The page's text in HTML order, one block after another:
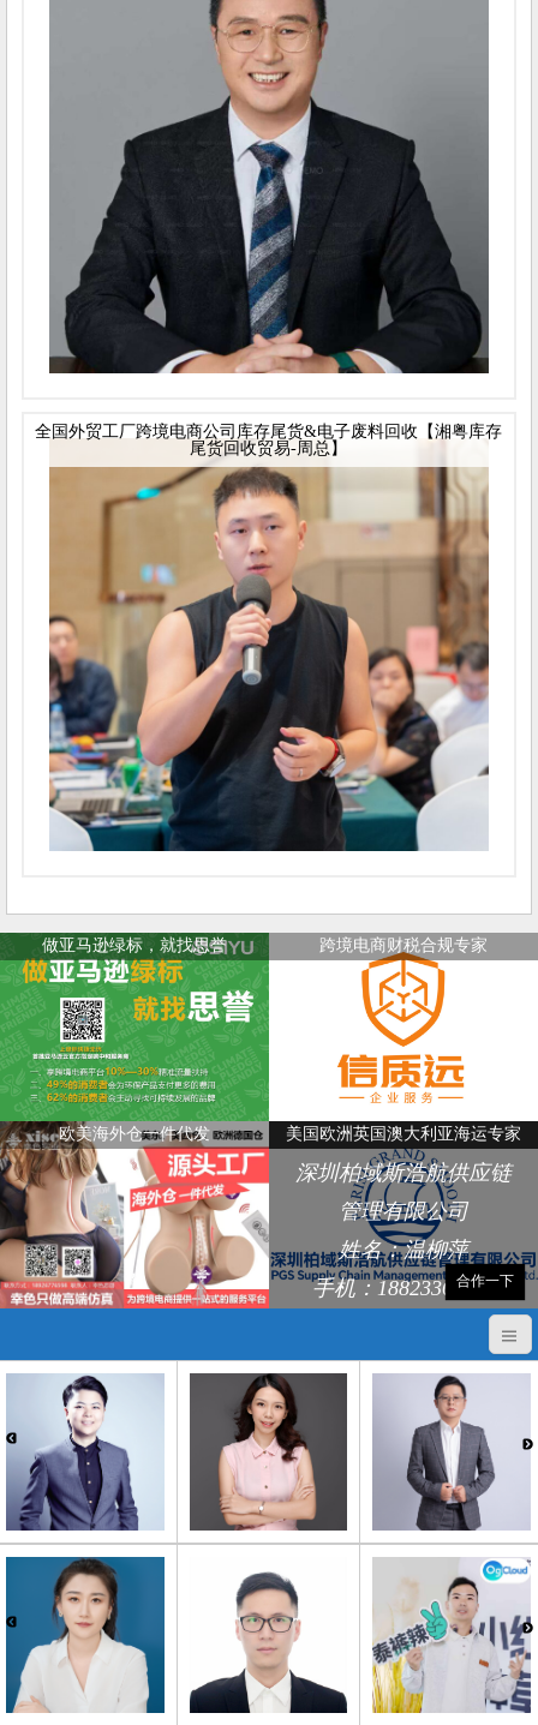
全国外贸工厂跨境电商公司库存尾货&电子废料回收【湘粤库存
尾货回收贸易-周总】
做亚马逊绿标，就找思誉 跨境电商财税合规专家
欧美海外仓一件代发 美国欧洲英国澳大利亚海运专家
深圳柏域斯浩航供应链
管理有限公司
姓名：温柳萍
手机：18823368248
合作一下